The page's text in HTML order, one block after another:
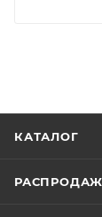
КАТАЛОГ